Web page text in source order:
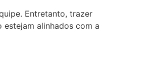
Entretanto, trazer
alinhados com a